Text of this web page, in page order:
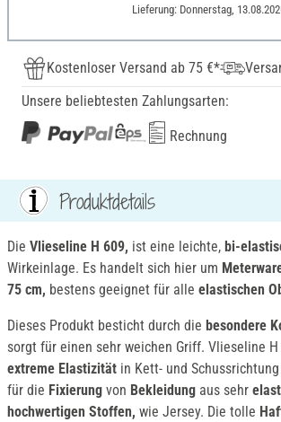
Lieferung: Donnerstag,
Kostenloser Versand ab 75 €*
Unsere beliebtesten Zahlungsarten:
Rechnung
Produktdetails
Die Vlieseline H 609, ist eine leichte, bi-
Wirkeinlage. Es handelt sich hier um
75 cm, bestens geeignet für alle elastischen
Dieses Produkt besticht durch die besondere
sorgt für einen sehr weichen Griff. Vlieseline
extreme Elastizität in Kett- und
für die Fixierung von Bekleidung aus sehr
hochwertigen Stoffen, wie Jersey. Die tolle